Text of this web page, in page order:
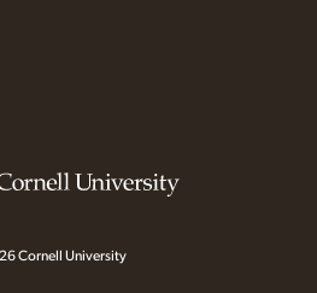
Cornell University